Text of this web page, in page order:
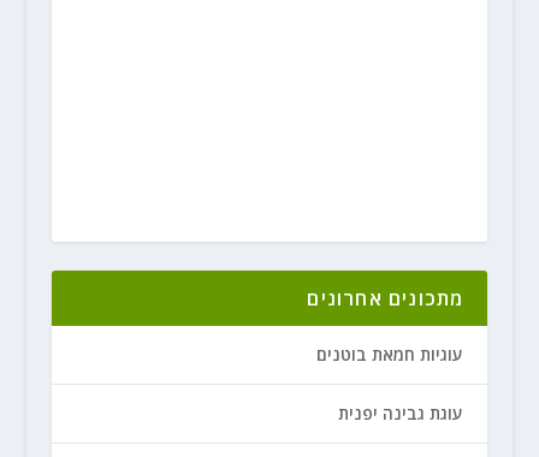
מתכונים אחרונים
עוגיות חמאת בוטנים
עוגת גבינה יפנית